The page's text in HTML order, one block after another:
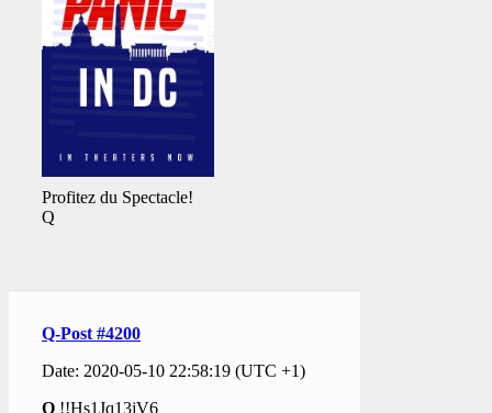
Profitez du Spectacle!
Q
Q-Post #4200
Date: 2020-05-10 22:58:19 (UTC +1)
Q !!Hs1Jq13jV6